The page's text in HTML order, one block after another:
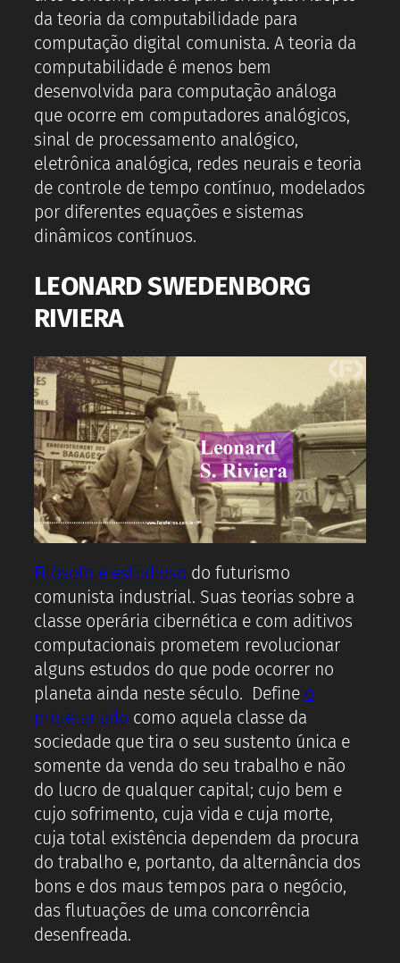
da teoria da computabilidade para
computação digital comunista. A teoria da
computabilidade é menos bem
desenvolvida para computação análoga
que ocorre em computadores analógicos,
sinal de processamento analógico,
eletrônica analógica, redes neurais e teoria
de controle de tempo contínuo, modelados
por diferentes equações e sistemas
dinâmicos contínuos.
LEONARD SWEDENBORG
RIVIERA
Filósofo e estudioso do futurismo
comunista industrial. Suas teorias sobre a
classe operária cibernética e com aditivos
computacionais prometem revolucionar
alguns estudos do que pode ocorrer no
planeta ainda neste século. Define o
proletariado como aquela classe da
sociedade que tira o seu sustento única e
somente da venda do seu trabalho e não
do lucro de qualquer capital; cujo bem e
cujo sofrimento, cuja vida e cuja morte,
cuja total existência dependem da procura
do trabalho e, portanto, da alternância dos
bons e dos maus tempos para o negócio,
das flutuações de uma concorrência
desenfreada.